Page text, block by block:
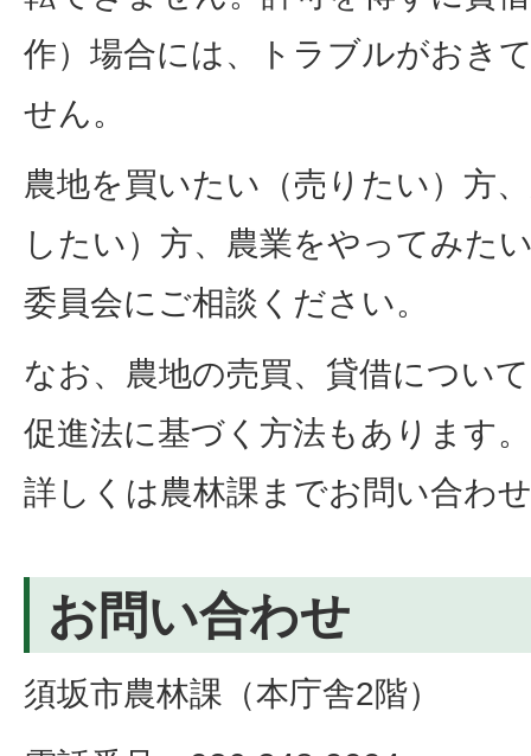
作）場合には、トラブルがおき
せん。
農地を買いたい（売りたい）方
したい）方、農業をやってみた
委員会にご相談ください。
なお、農地の売買、貸借につい
促進法に基づく方法もあります。
詳しくは農林課までお問い合わ
お問い合わせ
須坂市農林課（本庁舎2階）